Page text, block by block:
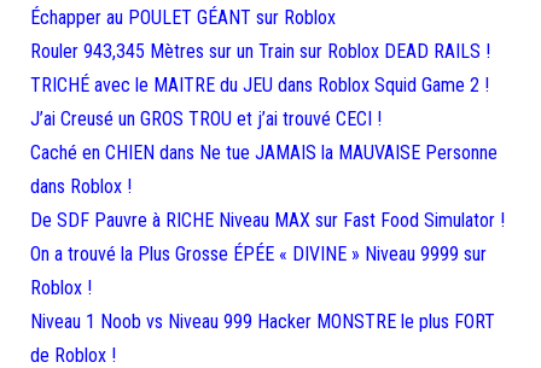
Échapper au POULET GÉANT sur Roblox
Rouler 943,345 Mètres sur un Train sur Roblox DEAD RAILS !
TRICHÉ avec le MAITRE du JEU dans Roblox Squid Game 2 !
J’ai Creusé un GROS TROU et j’ai trouvé CECI !
Caché en CHIEN dans Ne tue JAMAIS la MAUVAISE Personne
dans Roblox !
De SDF Pauvre à RICHE Niveau MAX sur Fast Food Simulator !
On a trouvé la Plus Grosse ÉPÉE « DIVINE » Niveau 9999 sur
Roblox !
Niveau 1 Noob vs Niveau 999 Hacker MONSTRE le plus FORT
de Roblox !